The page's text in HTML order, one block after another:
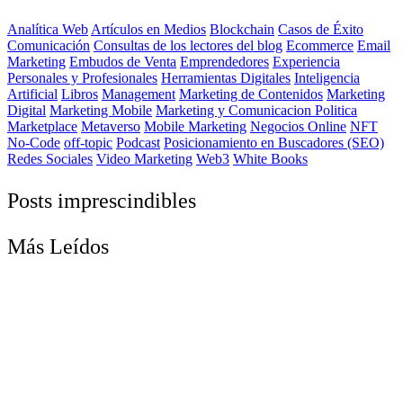
Analítica Web Artículos en Medios Blockchain Casos de Éxito
Comunicación Consultas de los lectores del blog Ecommerce Email
Marketing Embudos de Venta Emprendedores Experiencia
Personales y Profesionales Herramientas Digitales Inteligencia
Artificial Libros Management Marketing de Contenidos Marketing
Digital Marketing Mobile Marketing y Comunicacion Politica
Marketplace Metaverso Mobile Marketing Negocios Online NFT
No-Code off-topic Podcast Posicionamiento en Buscadores (SEO)
Redes Sociales Video Marketing Web3 White Books
Posts imprescindibles
Más Leídos